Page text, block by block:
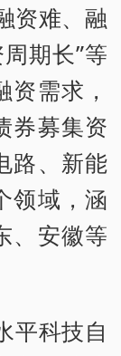
资难、融
期长”等
需求，
券募集资
路、新能
领域，涵
、安徽等
平科技自